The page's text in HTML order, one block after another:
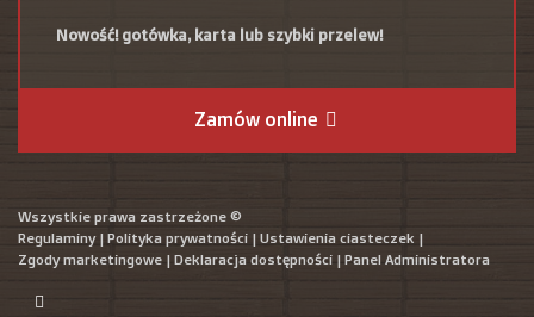
Nowość! gotówka, karta lub szybki przelew!
Zamów online
Wszystkie prawa zastrzeżone ©
Regulaminy | Polityka prywatności | Ustawienia ciasteczek |
Zgody marketingowe | Deklaracja dostępności | Panel Administratora